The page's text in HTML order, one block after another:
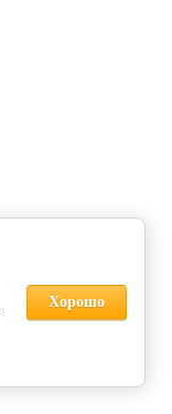
Хорошо